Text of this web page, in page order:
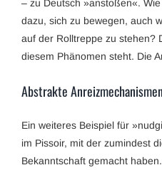
– zu Deutsch »anstoßen«.
dazu, sich zu bewegen, auch
auf der Rolltreppe zu stehen?
diesem Phänomen steht. Die
Abstrakte
Ein weiteres Beispiel für
im Pissoir, mit der zumindest
Bekanntschaft gemacht